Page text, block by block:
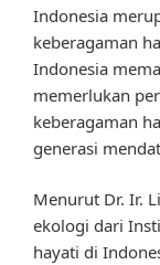
Indonesia
keberagaman
Indonesia
memerlukan
keberagaman
generasi
Menurut Dr. Ir.
ekologi dari
hayati di